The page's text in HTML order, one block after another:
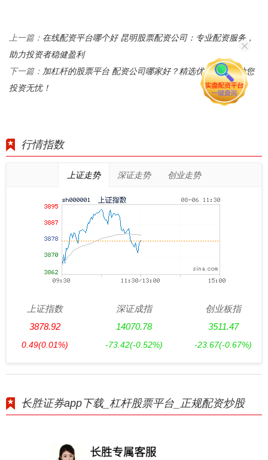
上一篇： 在线配资平台哪个好 昆明股票配资公司：专业配资服务，
助力投资者稳健盈利
下一篇： 加杠杆的股票平台 配资公司哪家好？精选优质平台，助您
投资无忧！
行情指数
上证走势 深证走势 创业走势
上证指数
3878.92
0.49(0.01%)
深证成指
14070.78
-73.42(-0.52%)
创业板指
3511.47
-23.67(-0.67%)
长胜证券app下载_杠杆股票平台_正规配资炒股